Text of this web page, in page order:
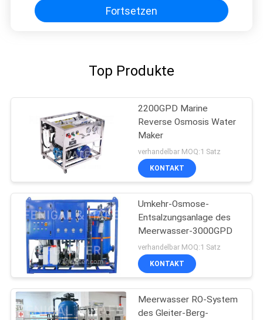
Fortsetzen
Top Produkte
2200GPD Marine
Reverse Osmosis Water
Maker
verhandelbar MOQ:1 Satz
KONTAKT
Umkehr-Osmose-
Entsalzungsanlage des
Meerwasser-3000GPD
verhandelbar MOQ:1 Satz
KONTAKT
Meerwasser RO-System
des Gleiter-Berg-